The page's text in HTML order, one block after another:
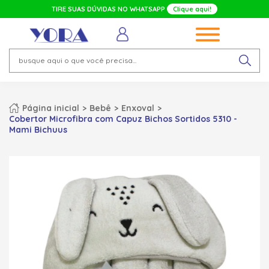
TIRE SUAS DÚVIDAS NO WHATSAPP Clique aqui!
Página inicial Bebê
Enxoval
Cobertor Microfibra com Capuz Bichos Sortidos 5310 -
Mami Bichuus